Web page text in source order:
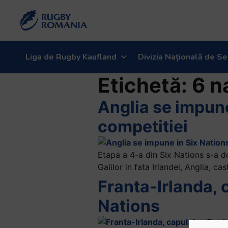
Liga de Rugby Kaufland Divizia Națională de
Etichetă: 6
Anglia se
competitiei
Etapa a 4-a din Six Nations s-a
Galilor in fata Irlandei, Anglia,
Franta-Irlanda,
Nations